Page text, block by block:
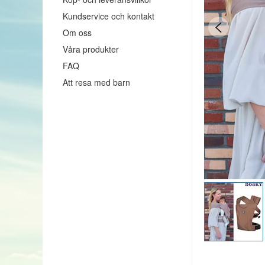
Kundservice och kontakt
Om oss
Våra produkter
FAQ
Att resa med barn